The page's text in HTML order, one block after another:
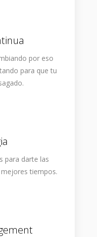
por eso
para que tu
para darte las
tiempos.